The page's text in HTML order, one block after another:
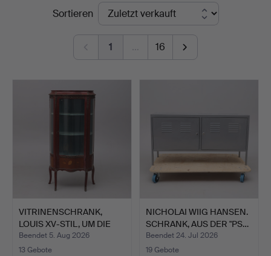
Auktioner
EndpreiseSortieren
1 … 16
VITRINENSCHRANK,
LOUIS XV-STIL, UM DIE
MIT…
Beendet 5. Aug 2026
13 Gebote
NICHOLAI WIIG HANSEN.
SCHRANK, AUS DER "PS…
Beendet 24. Jul 2026
19 Gebote